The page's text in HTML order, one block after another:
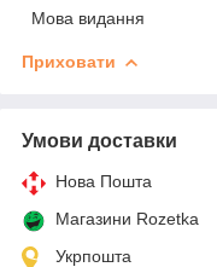
Мова видання
Приховати
Умови доставки
Нова Пошта
Магазини Rozetka
Укрпошта